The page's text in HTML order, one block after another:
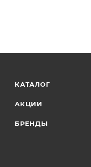
КАТАЛОГ
АКЦИИ
БРЕНДЫ